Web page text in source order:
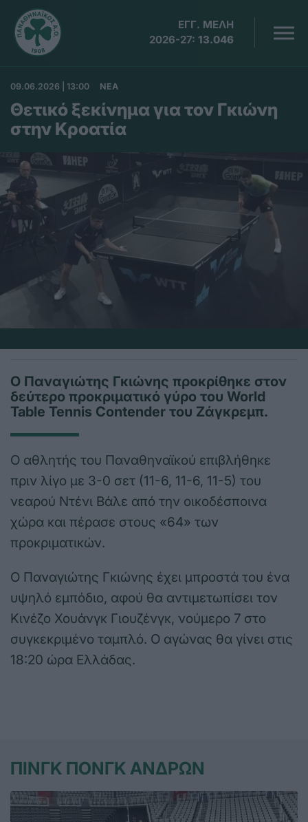
ΕΓΓ. ΜΕΛΗ
2026-27: 13.046
09.06.2026 | 13:00 ΝΕΑ
Θετικό ξεκίνημα για τον Γκιώνη
στην Κροατία
Ο Παναγιώτης Γκιώνης προκρίθηκε στον
δεύτερο προκριματικό γύρο του World
Table Tennis Contender του Ζάγκρεμπ.
Ο αθλητής του Παναθηναϊκού επιβλήθηκε
πριν λίγο με 3-0 σετ (11-6, 11-6, 11-5) του
νεαρού Ντένι Βάλε από την οικοδέσποινα
χώρα και πέρασε στους «64» των
προκριματικών.
Ο Παναγιώτης Γκιώνης έχει μπροστά του ένα
υψηλό εμπόδιο, αφού θα αντιμετωπίσει τον
Κινέζο Χουάνγκ Γιουζένγκ, νούμερο 7 στο
συγκεκριμένο ταμπλό. Ο αγώνας θα γίνει στις
18:20 ώρα Ελλάδας.
ΠΙΝΓΚ ΠΟΝΓΚ ΑΝΔΡΩΝ